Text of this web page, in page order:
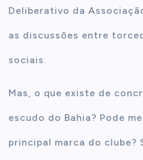
Deliberativo da
as discussões entre
sociais.
Mas, o que existe de
escudo do Bahia? Pode
principal marca do clube?